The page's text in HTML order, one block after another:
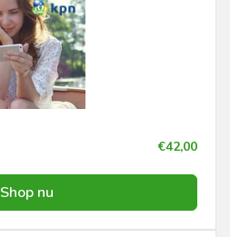
€42,00
Shop nu